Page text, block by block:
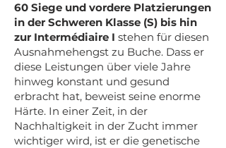
60 Siege und vordere Platzierungen
in der Schweren Klasse (S) bis hin
zur Intermédiaire I stehen für diesen
Ausnahmehengst zu Buche. Dass er
diese Leistungen über viele Jahre
hinweg konstant und gesund
erbracht hat, beweist seine enorme
Härte. In einer Zeit, in der
Nachhaltigkeit in der Zucht immer
wichtiger wird, ist er die genetische